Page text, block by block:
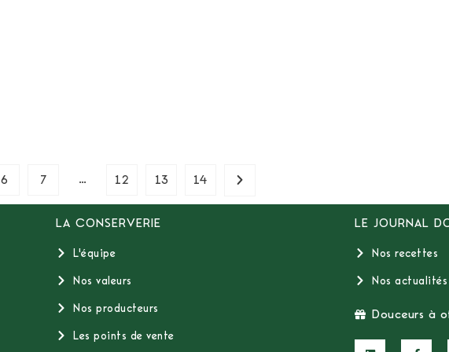
6 7 … 12 13 14
LA CONSERVERIE
L'équipe
Nos valeurs
Nos producteurs
Les points de vente
LE JOURNAL
Nos recettes
Nos actualités
Douceurs à